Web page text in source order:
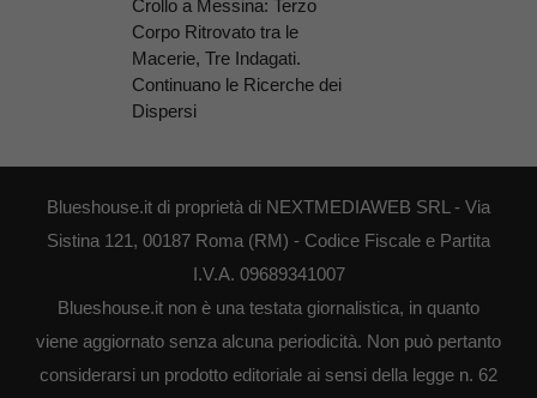
Crollo a Messina: Terzo
Corpo Ritrovato tra le
Macerie, Tre Indagati.
Continuano le Ricerche dei
Dispersi
Blueshouse.it di proprietà di NEXTMEDIAWEB SRL - Via
Sistina 121, 00187 Roma (RM) - Codice Fiscale e Partita
I.V.A. 09689341007
Blueshouse.it non è una testata giornalistica, in quanto
viene aggiornato senza alcuna periodicità. Non può pertanto
considerarsi un prodotto editoriale ai sensi della legge n. 62